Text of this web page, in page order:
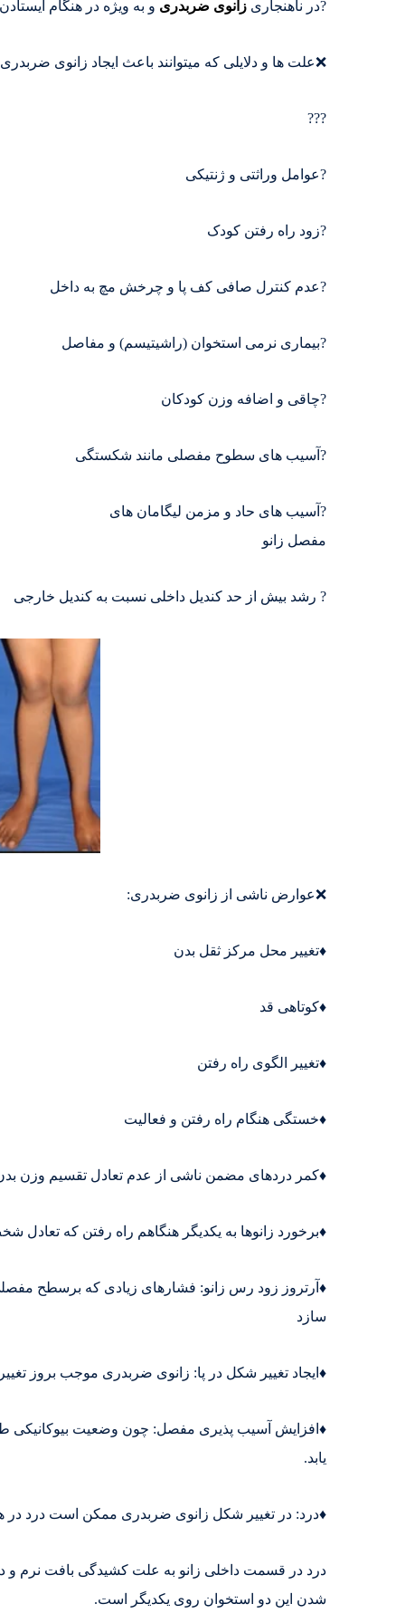
?در ناهنجاری زانوی ضربدری و به ویژه در هنگام
❌علت ها و دلایلی که میتوانند باعث ایجاد زانوی
???
?عوامل وراثتی و ژنتیکی
?زود راه رفتن کودک
?عدم کنترل صافی کف پا و چرخش مچ به داخل
?بیماری نرمی استخوان (راشیتیسم) و مفاصل
?چاقی و اضافه وزن کودکان
?آسیب های سطوح مفصلی مانند شکستگی
?آسیب های حاد و مزمن لیگامان های
مفصل زانو
? رشد بیش از حد کندیل داخلی نسبت به کندیل خارجی
❌عوارض ناشی از زانوی ضربدری:
♦️تغییر محل مرکز ثقل بدن
♦️کوتاهی قد
♦️تغییر الگوی راه رفتن
♦️خستگی هنگام راه رفتن و فعالیت
♦️کمر دردهای مضمن ناشی از عدم تعادل تقسیم وزن
♦️برخورد زانوها به یکدیگر هنگاهم راه رفتن که تعادل
♦️آرتروز زود رس زانو: فشارهای زیادی که برسطح
سازد
♦️ایجاد تغییر شکل در پا: زانوی ضربدری موجب بروز
♦️افزایش آسیب پذیری مفصل: چون وضعیت بیوکانیکی
یابد.
♦️درد: در تغییر شکل زانوی ضربدری ممکن است درد در
درد در قسمت داخلی زانو به علت کشیدگی بافت نرم
شدن این دو استخوان روی یکدیگر است.